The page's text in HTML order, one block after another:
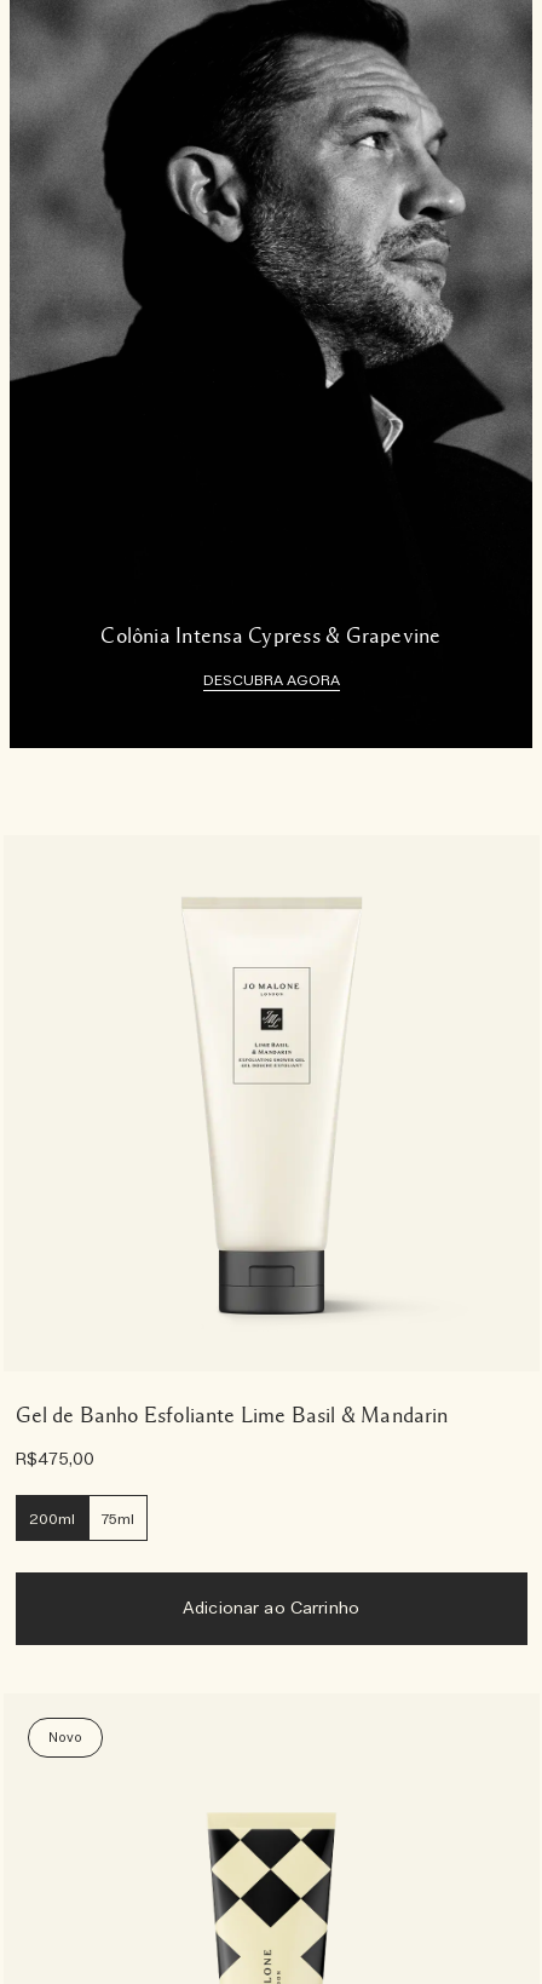
Colônia Intensa Cypress & Grapevine
DESCUBRA AGORA
Gel de Banho Esfoliante Lime Basil & Mandarin
R$475,00
200ml 75ml
Adicionar ao Carrinho
Novo